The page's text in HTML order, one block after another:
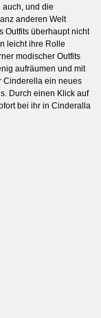
und die
anderen Welt
Outfits überhaupt nicht
leicht ihre Rolle
modischer Outfits
aufräumen und mit
Cinderella ein neues
Durch einen Klick auf
bei ihr in Cinderalla